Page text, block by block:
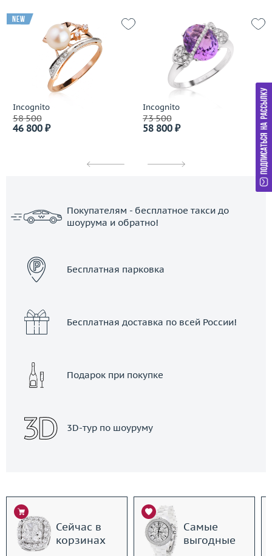
Incognito
58 500
46 800 ₽
new
Incognito
73 500
58 800 ₽
Покупателям - бесплатное такси до
шоурума и обратно!
Бесплатная парковка
Бесплатная доставка по всей России!
Подарок при покупке
3D-тур по шоуруму
Сейчас в
корзинах
Самые
выгодные